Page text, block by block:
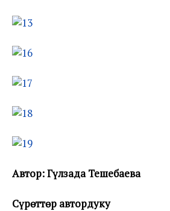
Автор: Гүлзада Тешебаева
Сүрөттөр автордуку